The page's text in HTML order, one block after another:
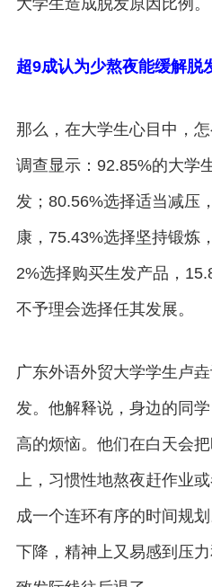
大学生造成脱发原因比例。
超9成认为少熬夜能缓解脱
那么，在大学生心目中，
调查显示：92.85%的大学
发；80.56%选择适当减压
康，75.43%选择坚持锻炼
2%选择购买生发产品，
不予理会选择任其发展。
广东外语外贸大学学生卢
发。他解释说，身边的同
高的烦恼。他们在白天会
上，习惯性地熬夜赶作业
成一个连环有序的时间规
下降，精神上又易感到压